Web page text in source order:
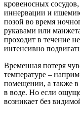
кровеносных
иннервации и
позой во время
рукавами или
проходит в течение
интенсивно
Временная потеря
температуре –
помещении, а также в
в воде. Но если
возникает без